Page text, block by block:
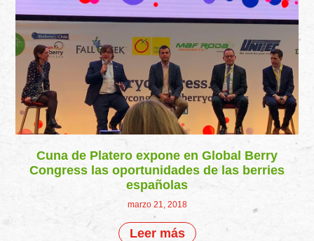
Cuna de Platero expone en Global Berry
Congress las oportunidades de las berries
españolas
marzo 21, 2018
Leer más